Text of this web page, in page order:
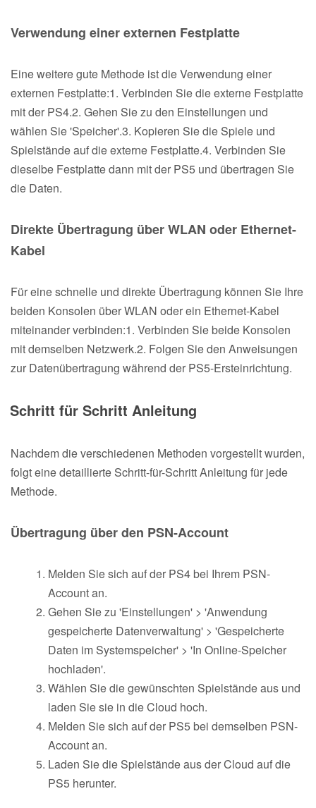
Verwendung einer externen Festplatte
Eine weitere gute Methode ist die Verwendung einer
externen Festplatte:1. Verbinden Sie die externe Festplatte
mit der PS4.2. Gehen Sie zu den Einstellungen und
wählen Sie 'Speicher'.3. Kopieren Sie die Spiele und
Spielstände auf die externe Festplatte.4. Verbinden Sie
dieselbe Festplatte dann mit der PS5 und übertragen Sie
die Daten.
Direkte Übertragung über WLAN oder Ethernet-
Kabel
Für eine schnelle und direkte Übertragung können Sie Ihre
beiden Konsolen über WLAN oder ein Ethernet-Kabel
miteinander verbinden:1. Verbinden Sie beide Konsolen
mit demselben Netzwerk.2. Folgen Sie den Anweisungen
zur Datenübertragung während der PS5-Ersteinrichtung.
Schritt für Schritt Anleitung
Nachdem die verschiedenen Methoden vorgestellt wurden,
folgt eine detaillierte Schritt-für-Schritt Anleitung für jede
Methode.
Übertragung über den PSN-Account
Melden Sie sich auf der PS4 bei Ihrem PSN-
Account an.
Gehen Sie zu 'Einstellungen' > 'Anwendung
gespeicherte Datenverwaltung' > 'Gespeicherte
Daten im Systemspeicher' > 'In Online-Speicher
hochladen'.
Wählen Sie die gewünschten Spielstände aus und
laden Sie sie in die Cloud hoch.
Melden Sie sich auf der PS5 bei demselben PSN-
Account an.
Laden Sie die Spielstände aus der Cloud auf die
PS5 herunter.